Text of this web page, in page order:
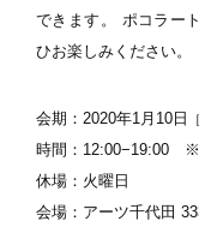
できます。 ポコラー
ひお楽しみください。
会期：2020年1月10日
時間：12:00−19:00 ※
休場：火曜日
会場：アーツ千代田